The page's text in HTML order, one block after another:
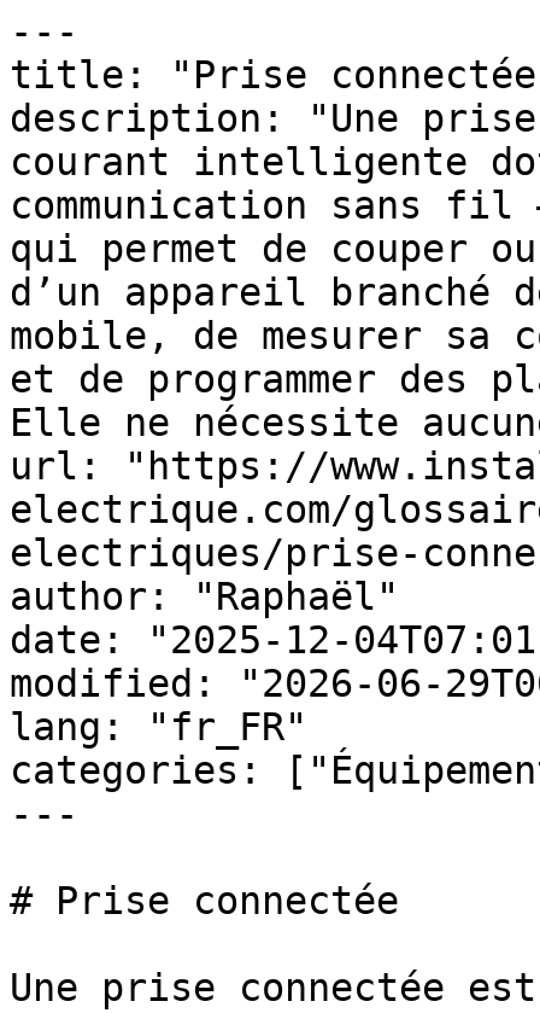
---
title: "Prise
description: "Une
courant intelligente
communication sans fil
qui permet de couper
d’un appareil branché
mobile, de mesurer sa
et de programmer des
Elle ne nécessite
url: "https://
electrique.com/
electriques/prise-
author: "Raphaël"
date: "2025-12-
modified: "2026-06-
lang: "fr_FR"
categories:
---
# Prise connectée
Une prise connectée